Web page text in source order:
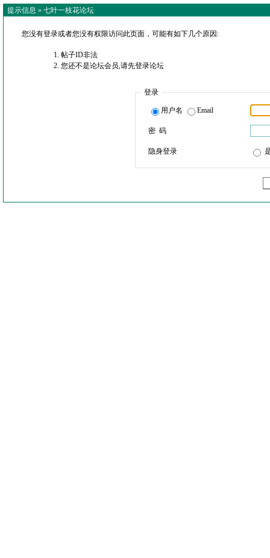
提示信息 » 七叶一枝花论坛
您没有登录或者您没有权限访问此页面，可能有如下几个原因:
帖子ID非法
您还不是论坛会员,请先登录论坛
登录
用户名 Email
密 码
隐身登录